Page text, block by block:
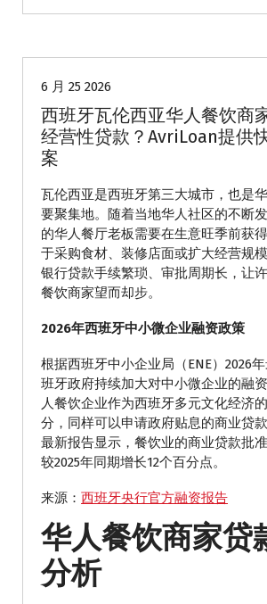
6 月 25 2026
西班牙瓦伦西亚华人餐饮商
经营性贷款？AvriLoan提供
案
瓦伦西亚是西班牙第三大城市，也是
要聚集地。随着当地华人社区的不断
的华人餐厅老板需要在生意旺季前获
于采购食材、装修店面或扩大经营规
银行贷款手续繁琐、审批周期长，让
餐饮商家望而却步。
2026年西班牙中小微企业融资政策
根据西班牙中小企业局（ENE）2026
班牙政府持续加大对中小微企业的融
人餐饮企业作为西班牙多元文化经济
分，同样可以申请政府贴息的商业贷
最新报告显示，餐饮业的商业贷款批
较2025年同期增长12个百分点。
来源： 西班牙央行官方融资报告
华人餐饮商家贷
分析